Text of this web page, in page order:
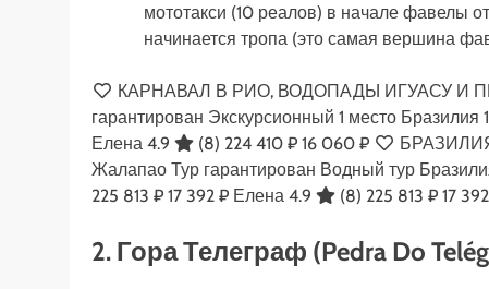
мототакси (10 реалов) в начале фавелы
начинается тропа (это самая вершина
КАРНАВАЛ В РИО, ВОДОПАДЫ ИГУАСУ И
гарантирован Экскурсионный 1 место Бразилия
Елена 4.9
(8) 224 410 ₽ 16 060 ₽
Жалапао Тур гарантирован Водный тур
225 813 ₽ 17 392 ₽ Елена 4.9 (8) 225 813 ₽ 17
2. Гора Телеграф (Pedra Do